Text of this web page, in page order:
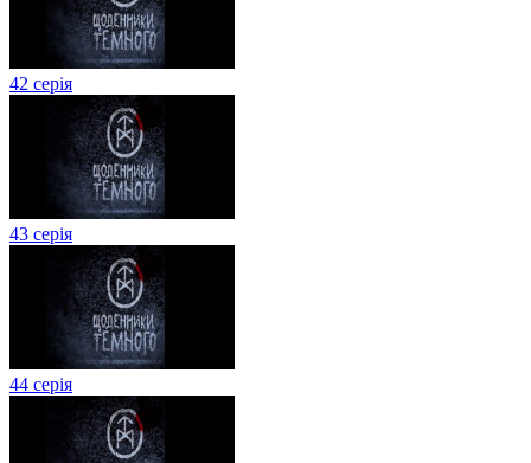
42 серія
43 серія
44 серія